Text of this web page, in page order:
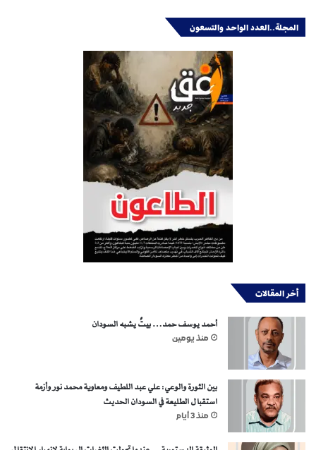
المجلة..العدد الواحد والتسعون
أخر المقالات
أحمد يوسف حمد… بيتٌ يشبه السودان
منذ يومين
بين الثورة والوعي: علي عبد اللطيف ومعاوية محمد نور وأزمة
استقبال الطليعة في السودان الحديث
منذ 3 أيام